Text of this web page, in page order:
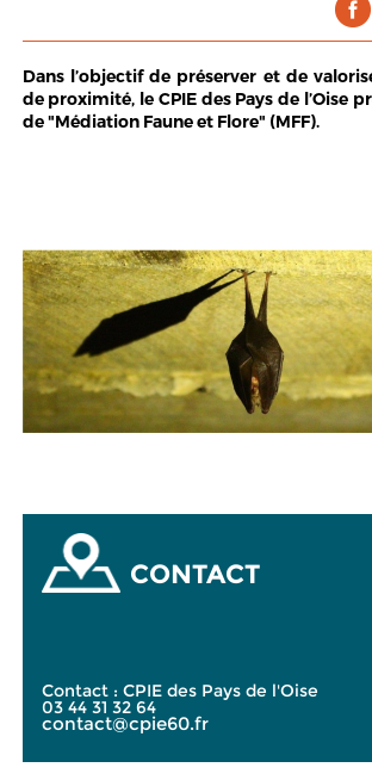
Dans l’objectif de préserver et de
de proximité, le CPIE des Pays de l’Oise
de "Médiation Faune et Flore" (MFF).
CONTACT
Contact : CPIE des Pays de l'Oise
03 44 31 32 64
contact@cpie60.fr